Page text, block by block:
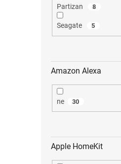
Partizan 8
Seagate 5
Amazon Alexa
ne 30
Apple HomeKit